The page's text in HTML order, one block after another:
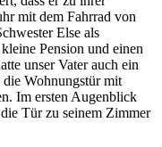
mit dem Fahrrad von
Else als
Pension und einen
unser Vater auch ein
Wohnungstür mit
Im ersten Augenblick
Tür zu seinem Zimmer